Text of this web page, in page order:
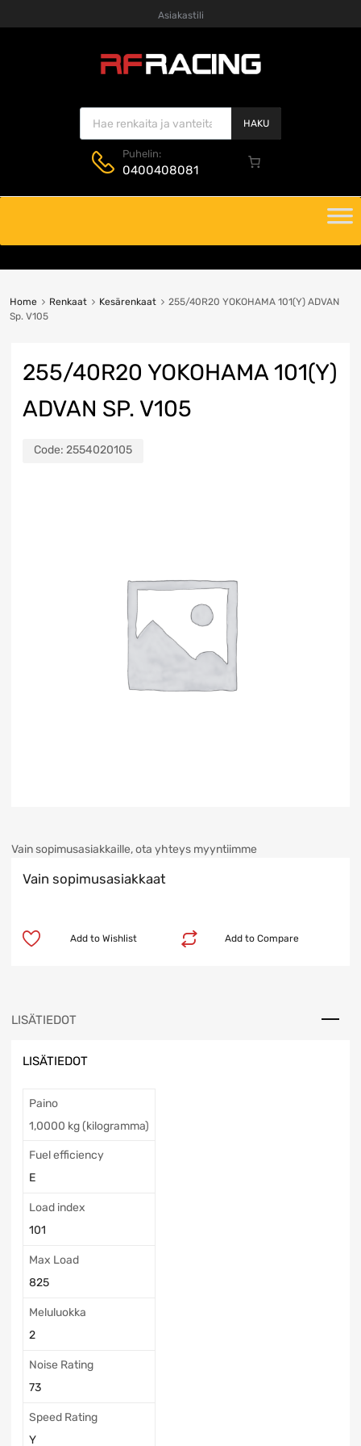
Asiakastili
Products search
HAKU
Puhelin:
0400408081
content
Home Renkaat Kesärenkaat
255/40R20 YOKOHAMA 101(Y) ADVAN
Sp. V105
255/40R20 YOKOHAMA 101(Y)
ADVAN SP. V105
Code: 2554020105
Vain sopimusasiakkaille, ota yhteys myyntiimme
Vain sopimusasiakkaat
Add to Compare
Add to Wishlist
LISÄTIEDOT
LISÄTIEDOT
Paino
1,0000 kg (kilogramma)
Fuel efficiency
E
Load index
101
Max Load
825
Meluluokka
2
Noise Rating
73
Speed Rating
Y